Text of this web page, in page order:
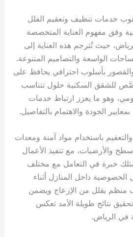
خدمات تنظيف وتعقيم الفلل
وفق مفهوم العناية المتخصصة
حيث تُترجم هذه العناية إلى
الواسعة والتصاميم المتنوعة.
والقصور بأسلوب احترافي يحافظ على
للشقق السكنية حلول تتناسب
وهو ما يعزز ارتباط خدمات
الجودة والاهتمام بالتفاصيل.
باستخدام مواد آمنة ومعدات
والأرضيات، مع تنفيذ الأعمال
خبرة في التعامل مع مختلف
الخصوصية داخل المنازل أثناء
منظم يقلل من الإزعاج ويضمن
نتائج طويلة الأمد تعكس
في الرياض.